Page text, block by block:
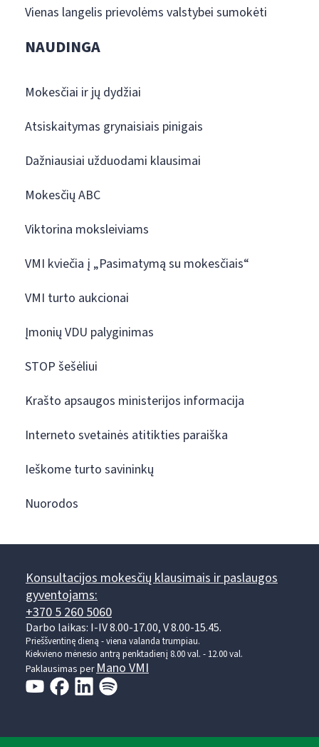
Vienas langelis prievolėms valstybei sumokėti
NAUDINGA
Mokesčiai ir jų dydžiai
Atsiskaitymas grynaisiais pinigais
Dažniausiai užduodami klausimai
Mokesčių ABC
Viktorina moksleiviams
VMI kviečia į „Pasimatymą su mokesčiais“
VMI turto aukcionai
Įmonių VDU palyginimas
STOP šešėliui
Krašto apsaugos ministerijos informacija
Interneto svetainės atitikties paraiška
Ieškome turto savininkų
Nuorodos
Konsultacijos mokesčių klausimais ir paslaugos
gyventojams:
+370 5 260 5060
Darbo laikas: I-IV 8.00-17.00, V 8.00-15.45.
Prieššventinę dieną - viena valanda trumpiau.
Kiekvieno mėnesio antrą penktadienį 8.00 val. - 12.00 val.
Paklausimas perMano VMI